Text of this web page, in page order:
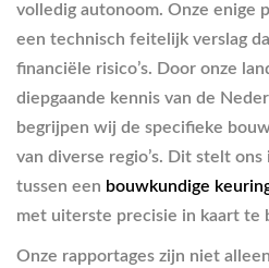
volledig autonoom. Onze enige
een technisch feitelijk verslag
financiële risico’s. Door onze
diepgaande kennis van de
begrijpen wij de specifieke
van diverse regio’s. Dit stelt
tussen een bouwkundige
met uiterste precisie in kaart te
Onze rapportages zijn niet